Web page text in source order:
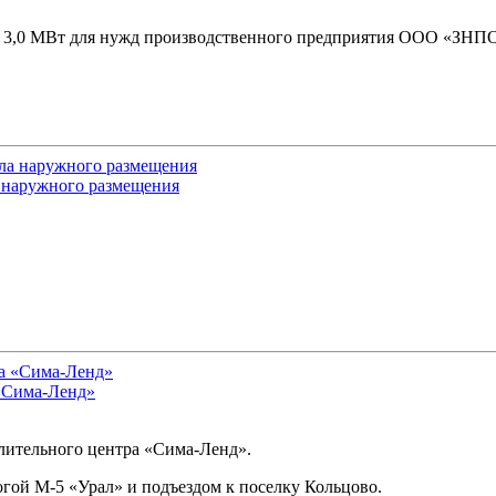
3,0 МВт для нужд производственного предприятия ООО
наружного размещения
Ленд»
центра «Сима-Ленд».
М-5 «Урал» и подъездом к поселку Кольцово.